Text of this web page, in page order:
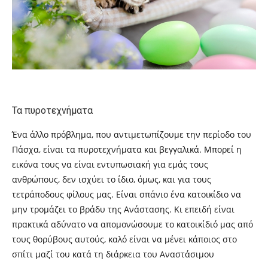
Τα πυροτεχνήματα
Ένα άλλο πρόβλημα, που αντιμετωπίζουμε την περίοδο του
Πάσχα, είναι τα πυροτεχνήματα και βεγγαλικά. Μπορεί η
εικόνα τους να είναι εντυπωσιακή για εμάς τους
ανθρώπους, δεν ισχύει το ίδιο, όμως, και για τους
τετράποδους φίλους μας. Είναι σπάνιο ένα κατοικίδιο να
μην τρομάζει το βράδυ της Ανάστασης. Κι επειδή είναι
πρακτικά αδύνατο να απομονώσουμε το κατοικίδιό μας από
τους θορύβους αυτούς, καλό είναι να μένει κάποιος στο
σπίτι μαζί του κατά τη διάρκεια του Αναστάσιμου